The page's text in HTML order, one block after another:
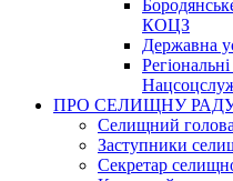
КОЦЗ
Державна
ПРО СЕЛИЩНУ
Селищний голова
Заступники
Секретар